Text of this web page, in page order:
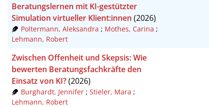
CSV
RIS
Beratungslernen mit KI-gestützter
Simulation virtueller Klient:innen (2026)
Poltermann, Aleksandra ; Mothes, Carina ;
Lehmann, Robert
Zwischen Offenheit und Skepsis: Wie
bewerten Beratungsfachkräfte den
Einsatz von KI?(2026)
Burghardt, Jennifer; Stieler, Mara ;
Lehmann, Robert